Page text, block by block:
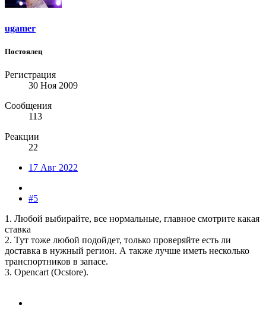
ugamer
Постоялец
Регистрация
30 Ноя 2009
Сообщения
113
Реакции
22
17 Авг 2022
#5
1. Любой выбирайте, все нормальные, главное смотрите какая
ставка
2. Тут тоже любой подойдет, только проверяйте есть ли
доставка в нужный регион. А также лучше иметь несколько
транспортников в запасе.
3. Opencart (Ocstore).